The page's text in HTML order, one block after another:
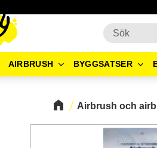
AIRBRUSH BYGGSATSER
Airbrush och